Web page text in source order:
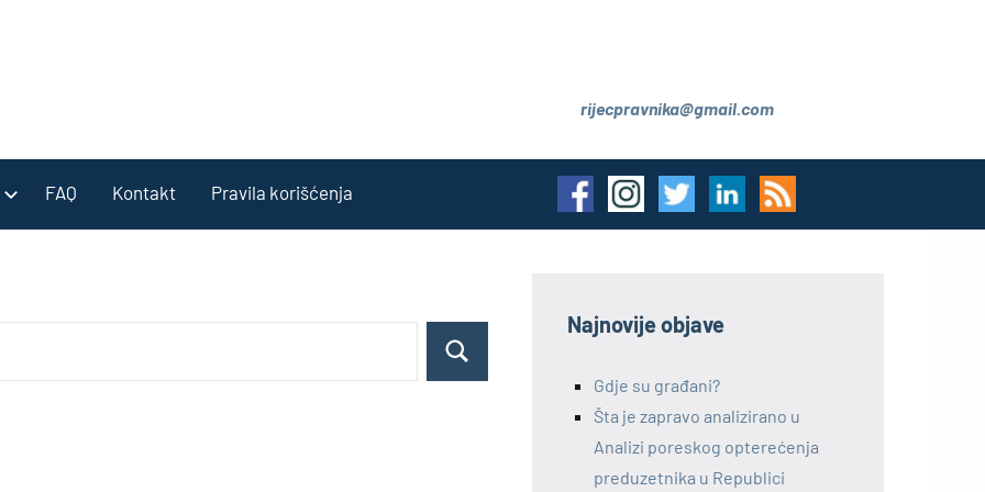
rijecpravnika@gmail.com
FAQ Kontakt Pravila korišćenja
Najnovije objave
Gdje su građani?
Šta je zapravo analizirano u
Analizi poreskog opterećenja
preduzetnika u Republici